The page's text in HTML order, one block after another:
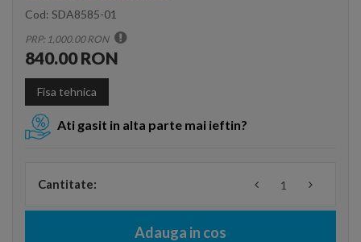
Cod: SDA8585-01
PRP: 1,000.00 RON
840.00 RON
Fisa tehnica
Ati gasit in alta parte mai ieftin?
Cantitate:
Adauga in cos